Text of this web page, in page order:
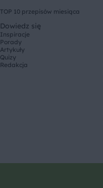
TOP 10 przepisów miesiąca
Dowiedz się
Inspiracje
Porady
Artykuły
Quizy
Redakcja